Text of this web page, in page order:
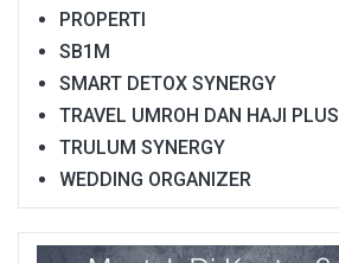
PROPERTI
SB1M
SMART DETOX SYNERGY
TRAVEL UMROH DAN HAJI PLUS
TRULUM SYNERGY
WEDDING ORGANIZER